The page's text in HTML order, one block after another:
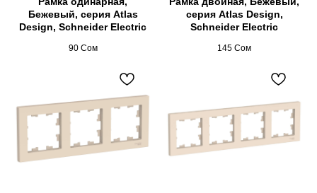
Бежевый, серия Atlas
Design, Schneider Electric
90 Сом
серия Atlas Design,
Schneider Electric
145 Сом